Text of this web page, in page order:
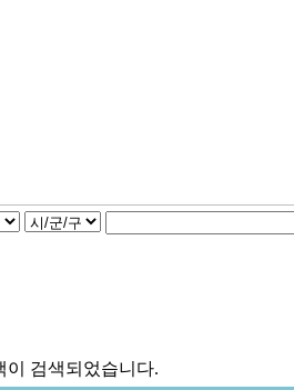
이 검색되었습니다.